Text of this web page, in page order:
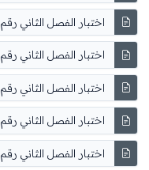
اختبار الفصل الثاني رقم 18
اختبار الفصل الثاني رقم 17
اختبار الفصل الثاني رقم 16
اختبار الفصل الثاني رقم 15
اختبار الفصل الثاني رقم 14